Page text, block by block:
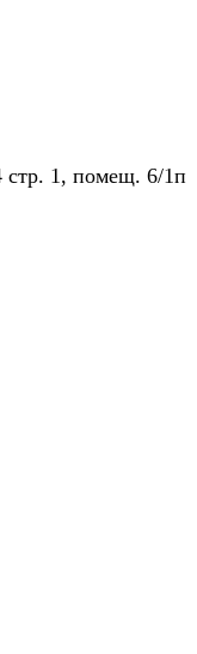
стр. 1, помещ. 6/1п